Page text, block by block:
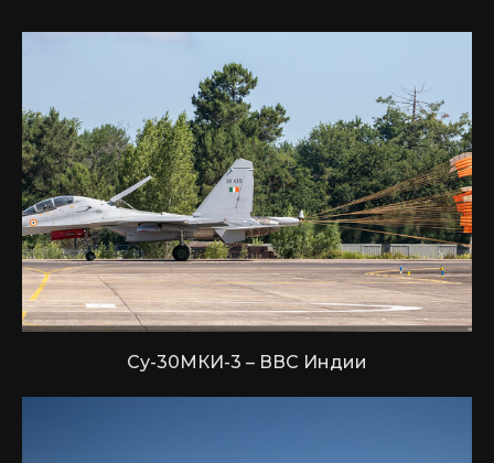
Су-30МКИ-3 – ВВС Индии